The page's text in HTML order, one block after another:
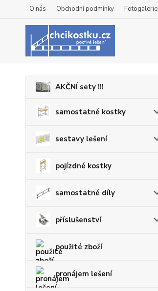
O nás Obchodní podmínky Fotogalerie
AKČNÍ sety !!!
samostatné kostky
sestavy lešení
pojízdné kostky
samostatné díly
příslušenství
použité zboží
pronájem lešení